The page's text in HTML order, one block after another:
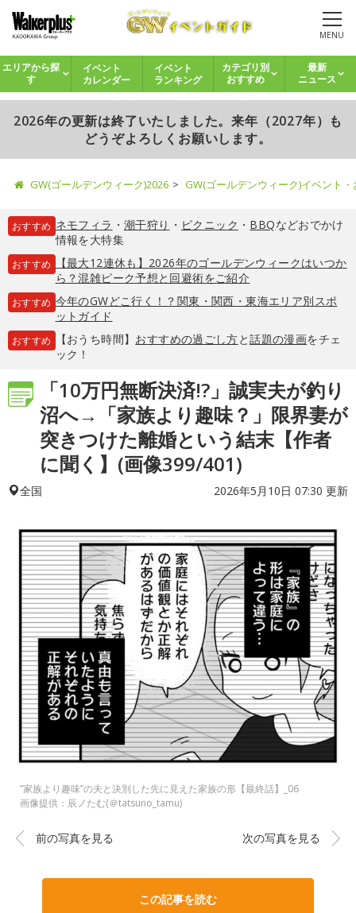
MENU
エリアから探
す
イベント
カレンダー
イベント
ランキング
カテゴリ別
おすすめ
最新
ニュース
2026年の更新は終了いたしました。来年（2027年）も
どうぞよろしくお願いします。
GW(ゴールデンウィーク)2026 GW(ゴールデンウィーク)イベント
おすすめ ネモフィラ ・ 潮干狩り ・ ピクニック ・ BBQなどおでかけ
情報を大特集
おすすめ
【最大12連休も】2026年のゴールデンウィークはいつか
ら？混雑ピーク予想と回避術をご紹介
おすすめ 今年のGWどこ行く！？関東・関西・東海エリア別スポ
ットガイド
おすすめ 【おうち時間】 おすすめの過ごし方と話題の漫画をチェ
ック！
「10万円無断決済!?」誠実夫が釣り
沼へ→「家族より趣味？」限界妻が
突きつけた離婚という結末【作者
に聞く】(画像399/401)
全国 2026年5月10日 07:30 更新
”家族より趣味”の夫と決別した先に見えた家族の形【最終話】_06
画像提供：辰ノたむ(＠tatsuno_tamu)
前の写真を見る 次の写真を見る
この記事を読む